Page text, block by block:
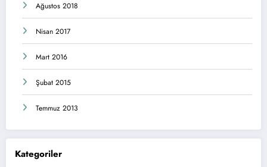
Ağustos 2018
Nisan 2017
Mart 2016
Şubat 2015
Temmuz 2013
Kategoriler